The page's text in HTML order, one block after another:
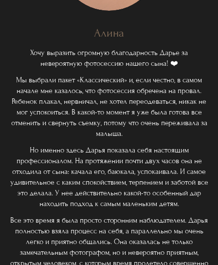
Алина
Хочу выразить огромную благодарность Дарье за
невероятную фотосессию нашего сына! ❤️
Мы выбрали пакет «Классический» и, если честно, в самом
начале мне казалось, что фотосессия обречена на провал.
Ребенок плакал, нервничал, не хотел переодеваться, никак не
мог успокоиться. В какой-то момент я уже была готова все
отменить и свернуть съемку, потому что очень переживала за
малыша.
Но именно здесь Дарья показала себя настоящим
профессионалом. На протяжении почти двух часов она не
отходила от сына: качала его, баюкала, успокаивала. И самое
удивительное с каким спокойствием, терпением и заботой все
это делала. У нее действительно какой-то особенный дар
находить подход к самым маленьким детям.
Все это время я была просто сторонним наблюдателем. Дарья
полностью взяла процесс на себя, а параллельно мы очень
легко и приятно общались. Она оказалась не только
замечательным фотографом, но и невероятно приятным,
открытым человеком, с которым время пролетело совершенно